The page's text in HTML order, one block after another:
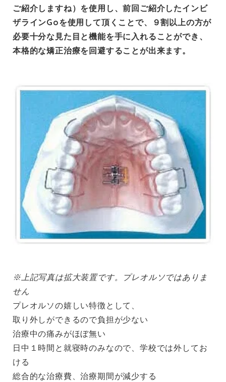
ご紹介しますね）を使用し、前回ご紹介したインビ
ザラインGoを使用して頂くことで、９割以上の方が
必要十分な見た目と機能を手に入れることができ、
本格的な矯正治療を回避することが出来ます。
※上記写真は拡大装置です。プレオルソではありま
せん
プレオルソの嬉しい特徴として、
取り外しができるので負担が少ない
治療中の痛みがほぼ無い
日中１時間と就寝時のみなので、学校では外してお
ける
総合的な治療費、治療期間が減少する